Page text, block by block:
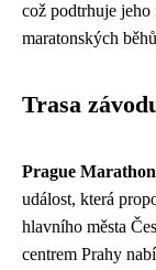
což podtrhuje
maratonských
Trasa
Prague
událost, která
hlavního města
centrem Prahy